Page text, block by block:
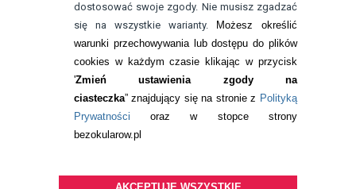
dostosować swoje zgody. Nie musisz zgadzać
się na wszystkie warianty.
Możesz określić
warunki przechowywania lub dostępu do plików
cookies w każdym czasie klikając w przycisk
'Zmień ustawienia zgody na
ciasteczka” znajdujący się na stronie z Polityką
Prywatności oraz w stopce strony
bezokularow.pl